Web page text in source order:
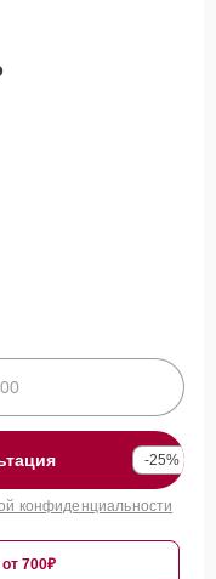
-25%
конфиденциальности
от 700₽